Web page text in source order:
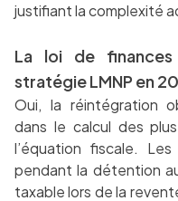
justifiant la complexité
La loi de
stratégie LMNP en
Oui, la réintégration
dans le calcul des
l’équation fiscale.
pendant la détention
taxable lors de la